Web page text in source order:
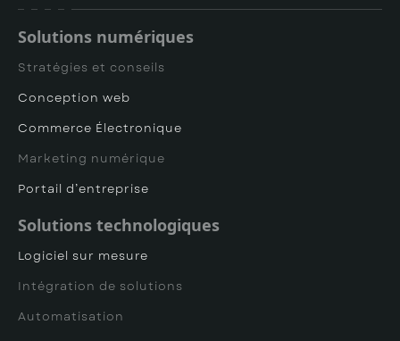
Solutions numériques
Stratégies et conseils
Conception web
Commerce Électronique
Marketing numérique
Portail d’entreprise
Solutions technologiques
Logiciel sur mesure
Intégration de solutions
Automatisation